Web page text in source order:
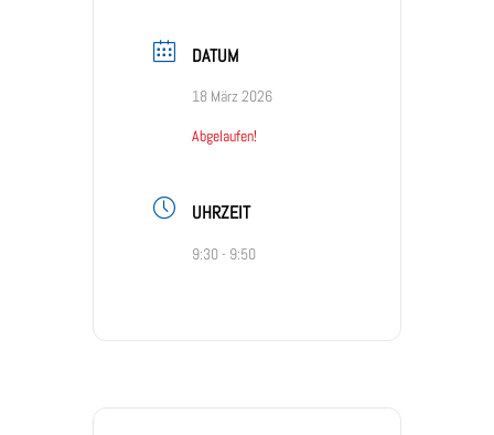
DATUM
18 März 2026
Abgelaufen!
UHRZEIT
9:30 - 9:50